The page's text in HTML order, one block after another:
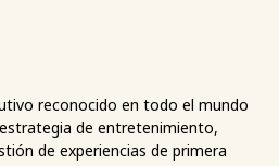
reconocido en todo el mundo
de entretenimiento,
de experiencias de primera